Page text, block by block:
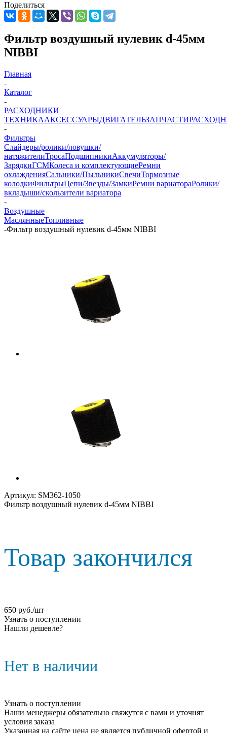
Поделиться
Фильтр воздушный нулевик d-45мм
NIBBI
Главная
-
Каталог
-
РАСХОДНИКИ
ТЕХНИКААКСЕССУАРЫДВИГАТЕЛЬЗАПЧАСТИ
-
Фильтры
Слайдеры/ролики/ловушки/
натяжителиТросаПодшипникиАккумуляторы/
ЗарядкиГСМКолеса и комплектующиеРемни
охлажденияСальники/ПыльникиСвечиТормозные
колодкиФильтрыЦепи/Звезды/ЗамкиРемни вариатораРолики/
вкладыши/скользители вариатора
-
Воздушные
МаслянныеТопливные
-Фильтр воздушный нулевик d-45мм NIBBI
Артикул: SM362-1050
Фильтр воздушный нулевик d-45мм NIBBI
Товар закончился
650 руб./шт
Узнать о поступлении
Нашли дешевле?
Нет в наличии
Узнать о поступлении
Наши менеджеры обязательно свяжутся с вами и уточнят
условия заказа
Указанная на сайте цена не является публичной офертой и